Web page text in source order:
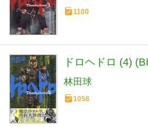
1100
ドロヘドロ (4)
林田球
1058